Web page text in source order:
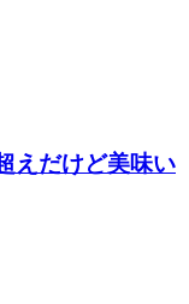
えだけど美味い